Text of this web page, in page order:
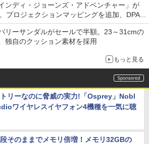
ンディ・ジョーンズ・アドベンチャー」が
プロジェクションマッピングを追加、DPA
リーサンダルがセールで半額。23～31cmの
独自のクッション素材を採用
もっと見る
リーなのに脅威の実力!「Osprey」Nobl
ワイヤレスイヤフォン4機種を一気に聴
そのままでメモリ倍増！メモリ32GBの